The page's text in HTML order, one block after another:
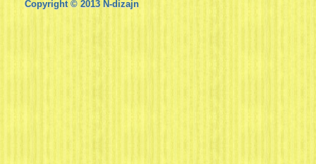
Copyright © 2013 N-dizajn